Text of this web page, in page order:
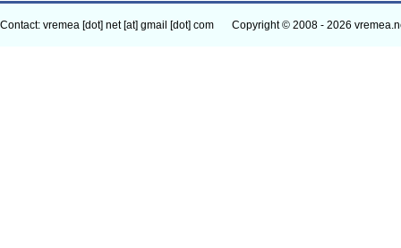
Contact: vremea [dot] net [at] gmail [dot] com Copyright © 2008 - 2026